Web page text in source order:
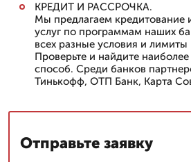
КРЕДИТ И РАССРОЧКА.
Мы предлагаем кредитование
услуг по программам наших
всех разные условия и лимиты
Проверьте и найдите
способ. Среди банков
Тинькофф, ОТП Банк, Карта
Отправьте заявку